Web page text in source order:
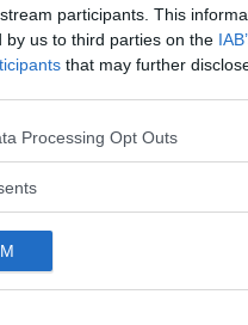
participants. This
by us to third parties on the
that may further
website/app uses one or
visit or usage behaviour. You
below specified purposes in
Processing Opt Outs